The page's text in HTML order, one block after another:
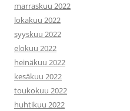
marraskuu 2022
lokakuu 2022
syyskuu 2022
elokuu 2022
heinäkuu 2022
kesäkuu 2022
toukokuu 2022
huhtikuu 2022